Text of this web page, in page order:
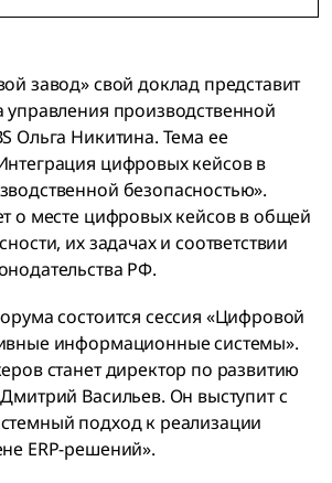
завод» свой доклад представит
управления производственной
Ольга Никитина. Тема ее
цифровых кейсов в
безопасностью».
о месте цифровых кейсов в общей
их задачах и соответствии
РФ.
состоится сессия «Цифровой
информационные системы».
станет директор по развитию
Васильев. Он выступит с
подход к реализации
ERP-решений».